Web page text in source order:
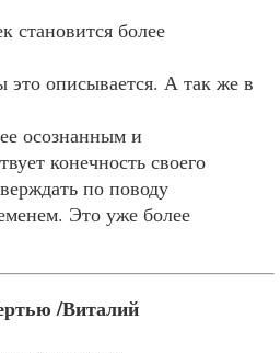
становится более
описывается. А так же в
осознанным и
конечность своего
по поводу
Это уже более
/Виталий